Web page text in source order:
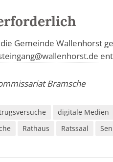
Gemeinde Wallenhorst
Bramsche
digitale Medien
Rathaus Ratssaal